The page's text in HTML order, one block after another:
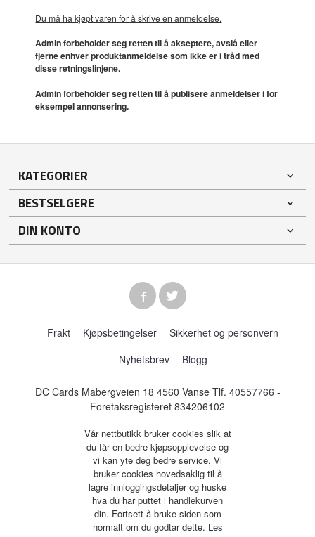
Du må ha kjøpt varen for å skrive en anmeldelse.
Admin forbeholder seg retten til å akseptere, avslå eller
fjerne enhver produktanmeldelse som ikke er i tråd med
disse retningslinjene.
Admin forbeholder seg retten til å publisere anmeldelser i for
eksempel annonsering.
KATEGORIER
BESTSELGERE
DIN KONTO
Frakt Kjøpsbetingelser
Sikkerhet og personvern
Nyhetsbrev
Blogg
DC Cards Mabergveien 18 4560 Vanse Tlf. 40557766 -
Foretaksregisteret 834206102
Vår nettbutikk bruker cookies slik at
du får en bedre kjøpsopplevelse og
vi kan yte deg bedre service. Vi
bruker cookies hovedsaklig til å
lagre innloggingsdetaljer og huske
hva du har puttet i handlekurven
din. Fortsett å bruke siden som
normalt om du godtar dette. Les